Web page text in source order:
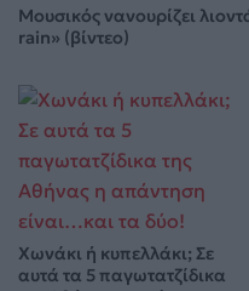
Μουσικός νανουρίζει
rain» (βίντεο)
Χωνάκι ή κυπελλάκι; Σε
αυτά τα 5 παγωτατζίδικα